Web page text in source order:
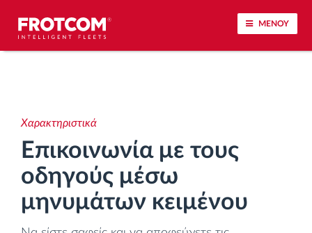
ΜΕΝΟΥ
Παρακολούθηση του χρόνου οδήγησης
Διαχείριση εργατικού δυναμικού
Χαρακτηριστικά
Επικοινωνία με τους
οδηγούς μέσω
μηνυμάτων κειμένου